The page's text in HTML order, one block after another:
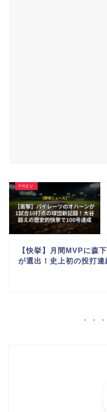
【快挙】月間MVPに森
が選出！史上初の投打